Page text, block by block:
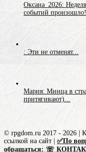
Оксана_2026:
событий
: Эти не отменят...
Мария: Минца в
притягивают)...
© rpgdom.ru 2017 - 2026 |
ссылкой на сайт | ✅По
обращаться: ☏